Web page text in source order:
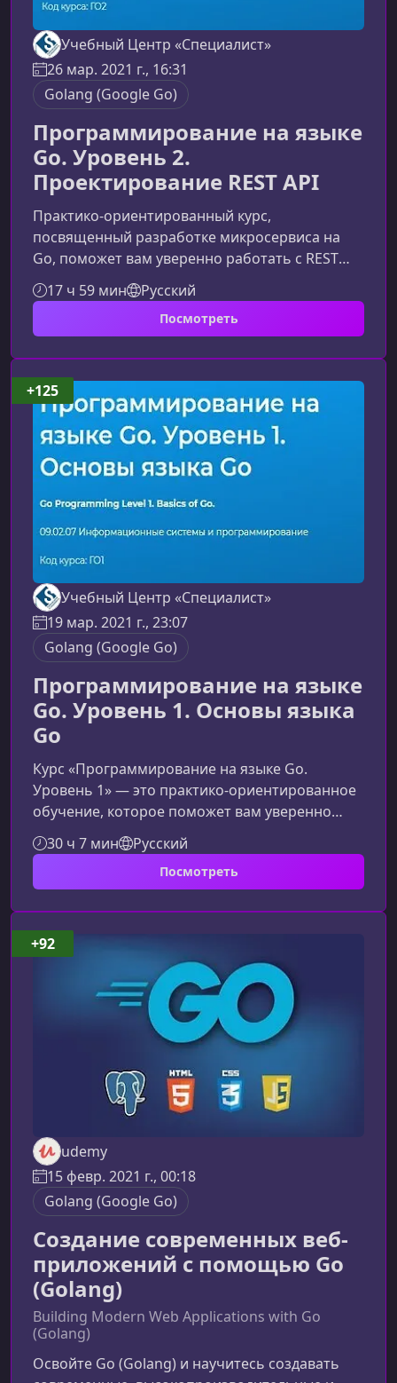
Учебный Центр «Специалист»
26 мар. 2021 г., 16:31
Golang (Google Go)
Программирование на языке
Go. Уровень 2.
Проектирование REST API
Практико-ориентированный курс,
посвященный разработке микросервиса на
Go, поможет вам уверенно работать с REST
API, понимать архитектуру веб‑сервисов и
применять современные подходы к созданию
backend‑систем. Вы освоите ключевые
инструменты и приобретете навыки,
необходимые профессиональному Go-
разработчику.О курсеКурс раскрывает полный
цикл создания REST API на языке Go — от
проектирования и реализации до
тестирования и оптимизации. Особое вн
17 ч 59 мин Русский
Посмотреть
Учебный Центр «Специалист»
19 мар. 2021 г., 23:07
Golang (Google Go)
Программирование на языке
Go. Уровень 1. Основы языка
Go
Курс «Программирование на языке Go.
Уровень 1» — это практико-ориентированное
обучение, которое поможет вам уверенно
освоить базовый синтаксис Go, ключевые
конструкции языка и инструменты
стандартной библиотеки. Программа
разработчиков и специалистов, желающих
перейти в backend-разработку на одном из
самых востребованных и быстрорастущих
языков.Чему вы научитесь на курсеПрограмма
охватывает фундаментальные навы
30 ч 7 мин Русский
Посмотреть
+125
udemy
15 февр. 2021 г., 00:18
Golang (Google Go)
Создание современных веб-
приложений с помощью Go
(Golang)
Building Modern Web Applications with Go
(Golang)
Освойте Go (Golang) и научитесь создавать
+92